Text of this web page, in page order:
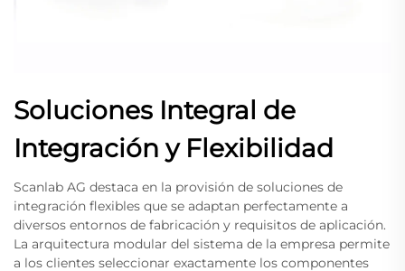
Soluciones Integral de
Integración y Flexibilidad
Scanlab AG destaca en la provisión de soluciones de
integración flexibles que se adaptan perfectamente a
diversos entornos de fabricación y requisitos de aplicación.
La arquitectura modular del sistema de la empresa permite
a los clientes seleccionar exactamente los componentes